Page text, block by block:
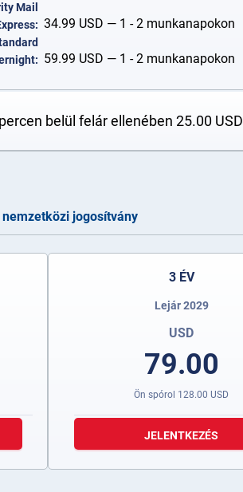
Mail
34.99 USD — 1 - 2 munkanapokon
59.99 USD — 1 - 2 munkanapokon
belül felár ellenében 25.00 USD
jogosítvány
3 ÉV
Lejár 2029
USD
79.00
Ön spórol 128.00 USD
JELENTKEZÉS